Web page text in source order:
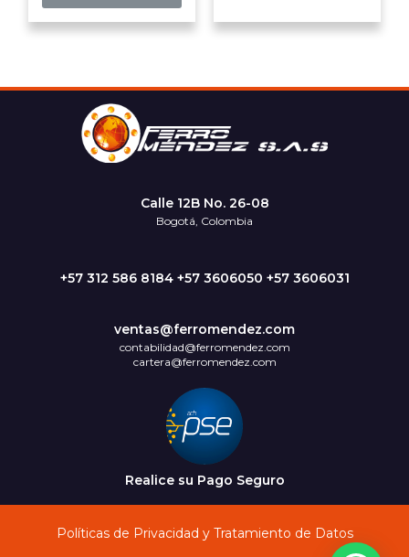
Calle 12B No. 26-08
Bogotá, Colombia
+57 312 586 8184 +57 3606050 +57 3606031
ventas@ferromendez.com
contabilidad@ferromendez.com
cartera@ferromendez.com
Realice su Pago Seguro
Políticas de Privacidad y Tratamiento de Datos